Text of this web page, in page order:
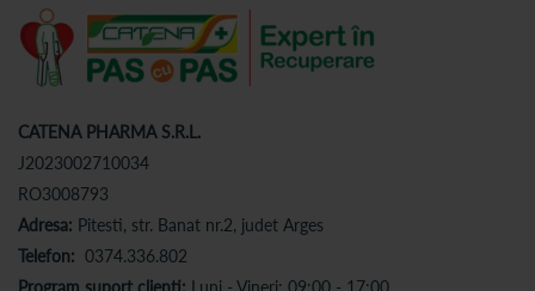
CATENA PHARMA S.R.L.
J2023002710034
RO3008793
Adresa: Pitesti, str. Banat nr.2, judet Arges
Telefon: 0374.336.802
Program suport clienti: Luni - Vineri: 09:00 - 17:00